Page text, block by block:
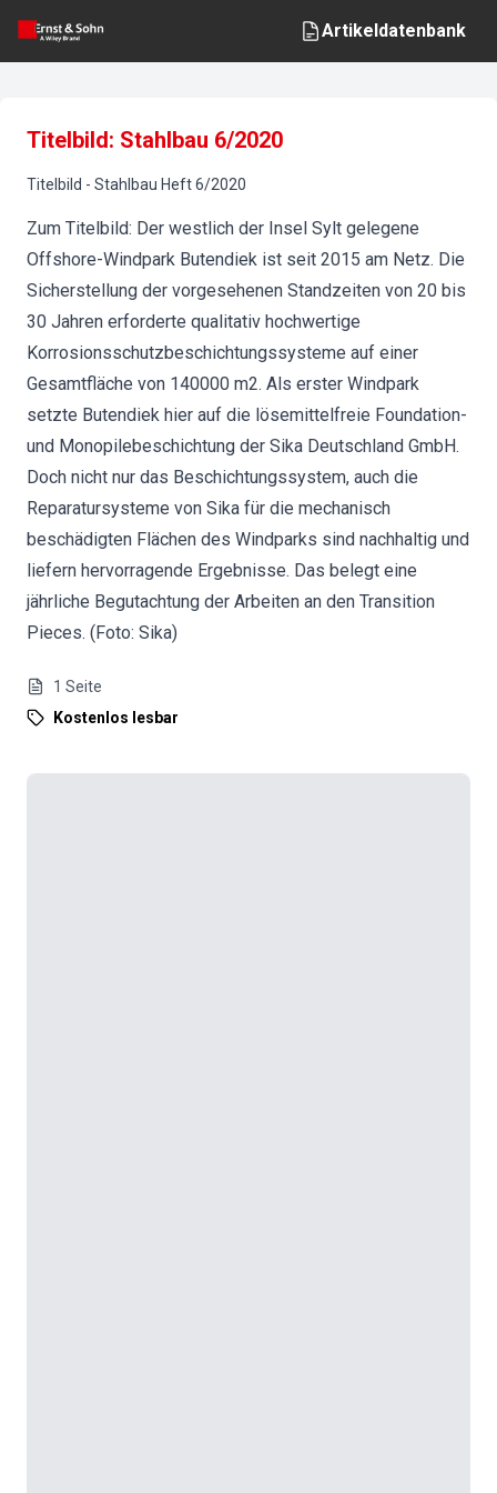
Artikeldatenbank
Titelbild: Stahlbau 6/2020
Titelbild - Stahlbau Heft6/2020
Zum Titelbild: Der westlich der Insel Sylt gelegene
Offshore-Windpark Butendiek ist seit 2015 am Netz. Die
Sicherstellung der vorgesehenen Standzeiten von 20 bis
30 Jahren erforderte qualitativ hochwertige
Korrosionsschutzbeschichtungssysteme auf einer
Gesamtfläche von 140000 m2. Als erster Windpark
setzte Butendiek hier auf die lösemittelfreie Foundation-
und Monopilebeschichtung der Sika Deutschland GmbH.
Doch nicht nur das Beschichtungssystem, auch die
Reparatursysteme von Sika für die mechanisch
beschädigten Flächen des Windparks sind nachhaltig und
liefern hervorragende Ergebnisse. Das belegt eine
jährliche Begutachtung der Arbeiten an den Transition
Pieces. (Foto: Sika)
1 Seite
Kostenlos lesbar